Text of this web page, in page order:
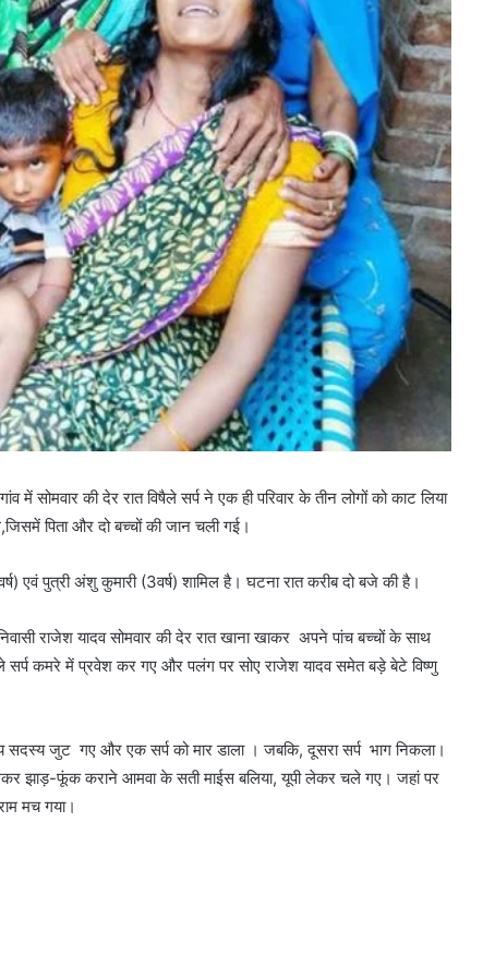
सोमवार की देर रात विषैले सर्प ने एक ही परिवार के तीन लोगों को काट लिया
पिता और दो बच्चों की जान चली गई।
एवं पुत्री अंशु कुमारी (3वर्ष) शामिल है। घटना रात करीब दो बजे की है।
राजेश यादव सोमवार की देर रात खाना खाकर अपने पांच बच्चों के साथ
कमरे में प्रवेश कर गए और पलंग पर सोए राजेश यादव समेत बड़े बेटे विष्णु
सदस्य जुट गए और एक सर्प को मार डाला । जबकि, दूसरा सर्प भाग निकला।
लेकर झाड़-फूंक कराने आमवा के सती माईस बलिया, यूपी लेकर चले गए। जहां पर
मच गया।